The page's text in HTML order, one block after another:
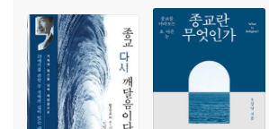
Ⅲ. 잘못된 신관은 무신론만 못하다
“시온을 기억하며 울었도다”
신은 남자인가?
하나님 어머니
실제적 다신론